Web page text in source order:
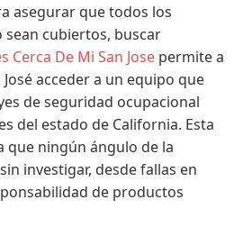
asegurar que todos los
cubiertos, buscar
Cerca De Mi San Jose permite a
acceder a un equipo que
de seguridad ocupacional
del estado de California. Esta
ningún ángulo de la
investigar, desde fallas en
de productos